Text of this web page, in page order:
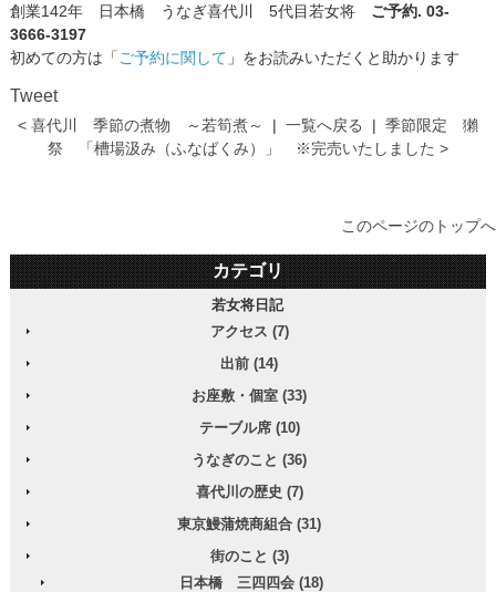
創業142年 日本橋 うなぎ喜代川 5代目若女将 ご予約. 03-
3666-3197
初めての方は「 ご予約に関して 」をお読みいただくと助かります
Tweet
< 喜代川 季節の煮物 ～若筍煮～ | 一覧へ戻る | 季節限定 獺
祭 「槽場汲み（ふなばくみ）」 ※完売いたしました >
このページのトップへ
カテゴリ
若女将日記
アクセス (7)
出前 (14)
お座敷・個室 (33)
テーブル席 (10)
うなぎのこと (36)
喜代川の歴史 (7)
東京鰻蒲焼商組合 (31)
街のこと (3)
日本橋 三四四会 (18)